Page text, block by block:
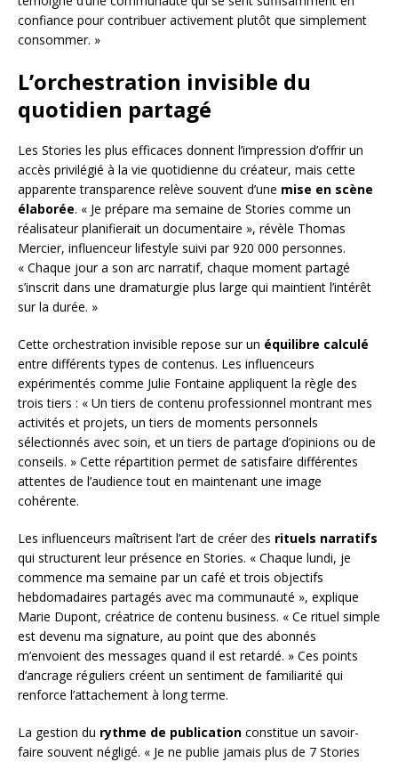
confiance pour contribuer activement plutôt que simplement
consommer. »
L’orchestration invisible du
quotidien partagé
Les Stories les plus efficaces donnent l’impression d’offrir un
accès privilégié à la vie quotidienne du créateur, mais cette
apparente transparence relève souvent d’une mise en scène
élaborée. « Je prépare ma semaine de Stories comme un
réalisateur planifierait un documentaire », révèle Thomas
Mercier, influenceur lifestyle suivi par 920 000 personnes.
« Chaque jour a son arc narratif, chaque moment partagé
s’inscrit dans une dramaturgie plus large qui maintient l’intérêt
sur la durée. »
Cette orchestration invisible repose sur un équilibre calculé
entre différents types de contenus. Les influenceurs
expérimentés comme Julie Fontaine appliquent la règle des
trois tiers : « Un tiers de contenu professionnel montrant mes
activités et projets, un tiers de moments personnels
sélectionnés avec soin, et un tiers de partage d’opinions ou de
conseils. » Cette répartition permet de satisfaire différentes
attentes de l’audience tout en maintenant une image
cohérente.
Les influenceurs maîtrisent l’art de créer des rituels narratifs
qui structurent leur présence en Stories. « Chaque lundi, je
commence ma semaine par un café et trois objectifs
hebdomadaires partagés avec ma communauté », explique
Marie Dupont, créatrice de contenu business. « Ce rituel simple
est devenu ma signature, au point que des abonnés
m’envoient des messages quand il est retardé. » Ces points
d’ancrage réguliers créent un sentiment de familiarité qui
renforce l’attachement à long terme.
La gestion du rythme de publication constitue un savoir-
faire souvent négligé. « Je ne publie jamais plus de 7 Stories